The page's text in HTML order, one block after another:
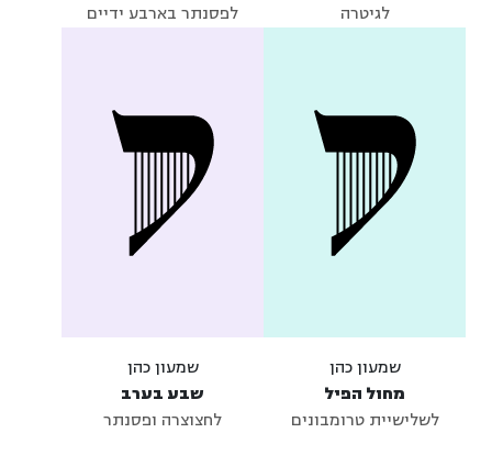
לגיטרה
לפסנתר בארבע ידיים
שמעון כהן
מחול הפיל
לשלישיית טרומבונים
שמעון כהן
שבע בערב
לחצוצרה ופסנתר